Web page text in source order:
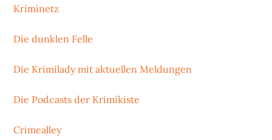
Kriminetz
Die dunklen Felle
Die Krimilady mit aktuellen Meldungen
Die Podcasts der Krimikiste
Crimealley